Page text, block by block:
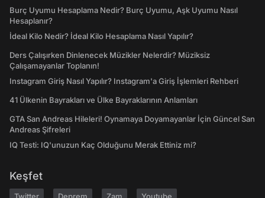
Burç Uyumu Hesaplama Nedir? Burç Uyumu, Aşk Uyumu Nasıl
Hesaplanır?
İdeal Kilo Nedir? İdeal Kilo Hesaplama Nasıl Yapılır?
Ders Çalışırken Dinlenecek Müzikler Nelerdir? Müziksiz
Çalışamayanlar Toplanın!
Instagram Giriş Nasıl Yapılır? Instagram'a Giriş İşlemleri Rehberi
41 Ülkenin Bayrakları ve Ülke Bayraklarının Anlamları
GTA San Andreas Hileleri! Oynamaya Doyamayanlar İçin Güncel San
Andreas Şifreleri
IQ Testi: IQ'unuzun Kaç Olduğunu Merak Ettiniz mi?
Keşfet